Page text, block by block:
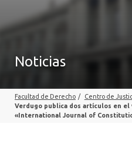
SOBRE LA FACULTAD
PROFESORES
Noticias
Facultad de Derecho / Centro de
Verdugo publica dos artículos en el
«International Journal of